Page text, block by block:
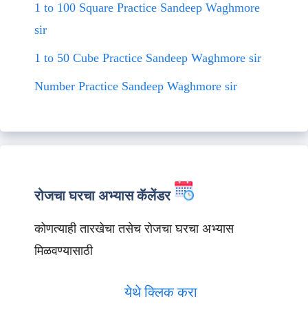
1 to 100 Square Practice Sandeep Waghmore
sir
1 to 50 Cube Practice Sandeep Waghmore sir
Number Practice Sandeep Waghmore sir
रोजचा घरचा अभ्यास कॅलेंडर
कोणत्याही तारखेचा तसेच रोजचा घरचा अभ्यास
मिळवण्यासाठी
येथे क्लिक करा